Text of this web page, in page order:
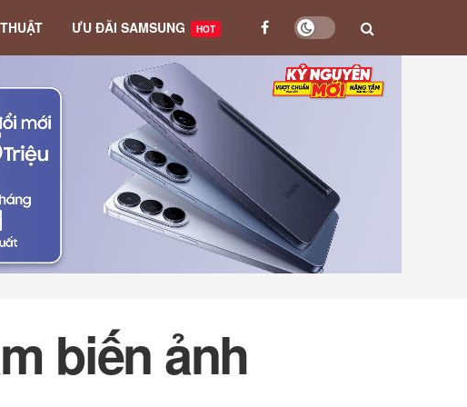
ƯU ĐÃI SAMSUNG HOT
biến ảnh